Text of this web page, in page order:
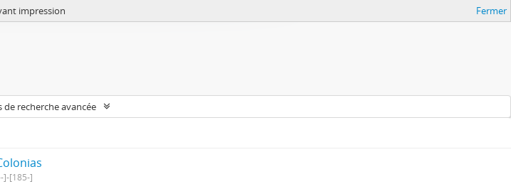
impression Fermer
de recherche avancée
]-[185-]